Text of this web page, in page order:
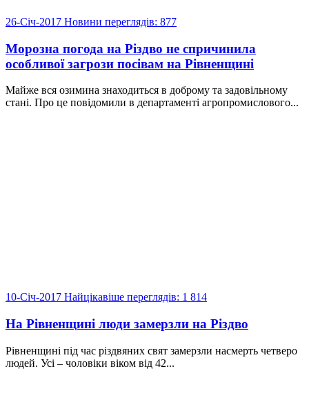
26-Січ-2017 Новини переглядів: 877
Морозна погода на Різдво не спричинила
особливої загрози посівам на Рівненщині
Майже вся озимина знаходиться в доброму та задовільному
стані. Про це повідомили в департаменті агропромислового...
10-Січ-2017 Найцікавіше переглядів: 1 814
На Рівненщині люди замерзли на Різдво
Рівненщині під час різдвяних свят замерзли насмерть четверо
людей. Усі – чоловіки віком від 42...